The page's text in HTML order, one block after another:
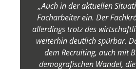
„Auch in der aktuellen
Facharbeiter ein. Der
allerdings trotz des
weiterhin deutlich spürbar.
dem Recruiting, auch mit
demografischen Wandel,